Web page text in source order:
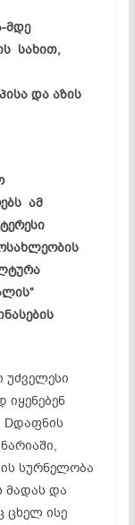
მდე
სახით,
და აზის
ამ
Dდაფნის
სურნელობა
მადას და
ცხელ ისე